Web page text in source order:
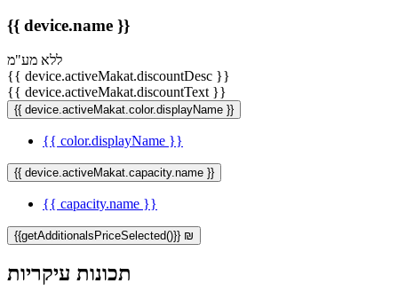
{{ device.name }}
ללא מע"מ
{{ device.activeMakat.discountDesc }}
{{ device.activeMakat.discountText }}
{{ device.activeMakat.color.displayName }}
{{ color.displayName }}
{{ device.activeMakat.capacity.name }}
{{ capacity.name }}
{{getAdditionalsPriceSelected()}} ₪
תכונות עיקריות